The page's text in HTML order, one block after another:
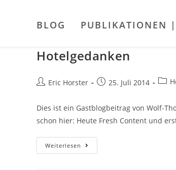
BLOG PUBLIKATIONEN |
Hotelgedanken
Beitrags-
Eric Horster
Beitrag25. Juli 2014
Dies ist ein Gastblogbeitrag von Wolf-
schon hier: Heute Fresh Content und
Weiterlesen Hotelgedanken